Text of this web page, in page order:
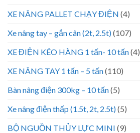
XE NÂNG PALLET CHẠY ĐIỆN (4)
Xe nâng tay – gắn cân (2t, 2.5t)(107)
XE ĐIỆN KÉO HÀNG 1 tấn- 10 tấn(4)
XE NÂNG TAY 1 tấn – 5 tấn(110)
Bàn nâng điện 300kg – 10 tấn(5)
Xe nâng điện thấp (1.5t, 2t, 2.5t)(5)
BỘ NGUỒN THỦY LỰC MINI (9)